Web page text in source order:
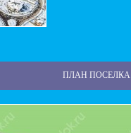
ПЛАН ПОСЕЛКА